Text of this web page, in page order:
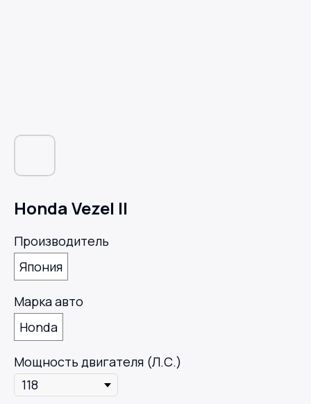
Honda Vezel II
Производитель
Япония
Марка авто
Honda
Мощность двигателя (Л.С.)